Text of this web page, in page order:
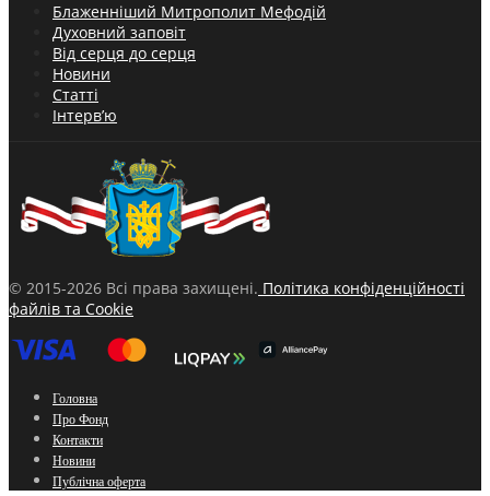
Блаженніший Митрополит Мефодій
Духовний заповіт
Від серця до серця
Новини
Статті
Інтерв’ю
© 2015-2026 Всі права захищені. Політика конфіденційності
файлів та Cookie
Головна
Про Фонд
Контакти
Новини
Публічна оферта